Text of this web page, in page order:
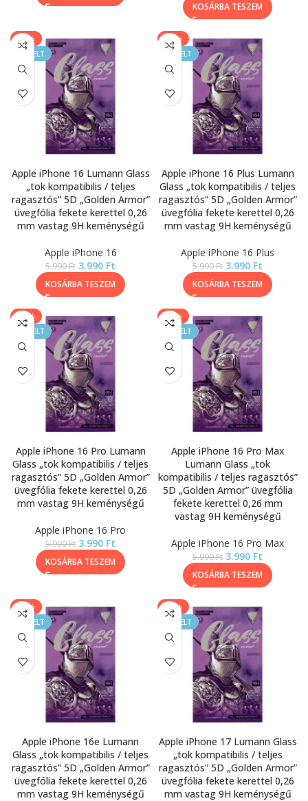
KOSÁRBA TESZEM
-33%
KIEMELT
Apple iPhone 16 Lumann Glass
„tok kompatibilis / teljes
ragasztós” 5D „Golden Armor”
üvegfólia fekete kerettel 0,26
mm vastag 9H keménységű
Apple iPhone 16
5.990Ft 3.990 Ft
KOSÁRBA TESZEM
-33%
KIEMELT
Apple iPhone 16 Plus Lumann
Glass „tok kompatibilis / teljes
ragasztós” 5D „Golden Armor”
üvegfólia fekete kerettel 0,26
mm vastag 9H keménységű
Apple iPhone 16 Plus
5.990Ft 3.990 Ft
KOSÁRBA TESZEM
-33%
KIEMELT
Apple iPhone 16 Pro Lumann
Glass „tok kompatibilis / teljes
ragasztós” 5D „Golden Armor”
üvegfólia fekete kerettel 0,26
mm vastag 9H keménységű
Apple iPhone 16 Pro
5.990Ft 3.990 Ft
KOSÁRBA TESZEM
-33%
KIEMELT
Apple iPhone 16 Pro Max
Lumann Glass „tok
kompatibilis / teljes ragasztós”
5D „Golden Armor” üvegfólia
fekete kerettel 0,26 mm
vastag 9H keménységű
Apple iPhone 16 Pro Max
5.990Ft 3.990 Ft
KOSÁRBA TESZEM
-33%
KIEMELT
Apple iPhone 16e Lumann
Glass „tok kompatibilis / teljes
ragasztós” 5D „Golden Armor”
üvegfólia fekete kerettel 0,26
mm vastag 9H keménységű
-33%
KIEMELT
Apple iPhone 17 Lumann Glass
„tok kompatibilis / teljes
ragasztós” 5D „Golden Armor”
üvegfólia fekete kerettel 0,26
mm vastag 9H keménységű